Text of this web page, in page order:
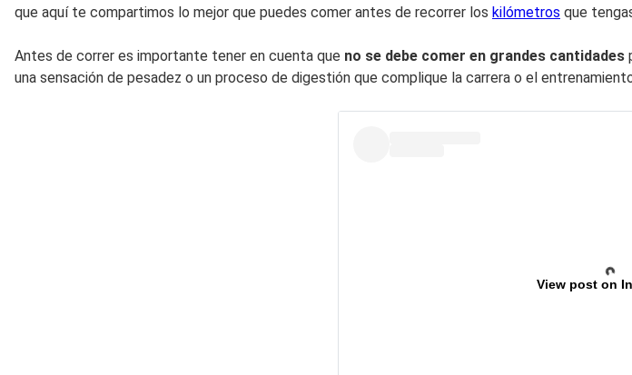
que aquí te compartimos lo mejor que puedes comer antes de recorrer los kilómetros que
Antes de correr es importante tener en cuenta que no se debe comer en grandes cantidades
una sensación de pesadez o un proceso de digestión que complique la carrera o el
View post on